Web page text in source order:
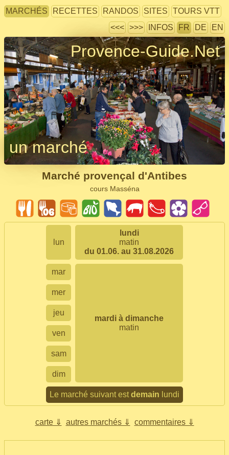
MARCHÉS RECETTES RANDOS SITES
TOURS VTT
<<< >>> INFOS FR DE EN
Provence-Guide.Net
un marché
Marché provençal d'Antibes
cours Masséna
lun
lundi
matin
du 01.06. au 31.08.2026
mar
mardi à dimanche
matin
mer
jeu
ven
sam
dim
Le marché suivant estdemain lundi
carte ⇓ autres marchés ⇓ commentaires ⇓